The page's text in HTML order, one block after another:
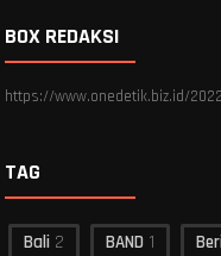
BOX REDAKSI
https://www.onedetik.biz.id/
TAG
Bali 2 BAND 1